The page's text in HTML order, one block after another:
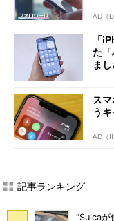
AD（
「
た「
まし
ス
う
AD（
記事ランキング
“Suica